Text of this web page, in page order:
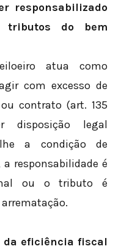
responsabilizado
tributos do bem
atua como
com excesso de
contrato (art. 135
disposição legal
lhe a condição de
responsabilidade é
ou o tributo é
da eficiência fiscal